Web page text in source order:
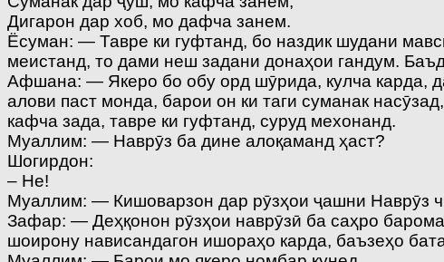
Дигарон дар хоб, мо дафча занем.
Ёсуман: — Тавре ки гуфтанд, бо наздик шудани
меистанд, то дами неш задани донаҳои гандум.
Афшана: — Якеро бо обу орд шӯрида, кулча карда,
алови паст монда, барои он ки таги суманак
кафча зада, тавре ки гуфтанд, суруд мехонанд.
Муаллим: — Наврӯз ба дине алоқаманд ҳаст?
Шогирдон:
– Не!
Муаллим: — Кишоварзон дар рӯзҳои ҷашни Наврӯз
Зафар: — Деҳқонон рӯзҳои наврӯзӣ ба саҳро
шоирону нависандагон ишораҳо карда, баъзеҳо